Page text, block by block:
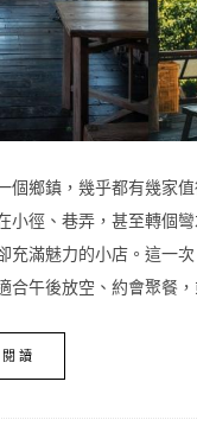
鄉鎮，幾乎都有幾家
徑、巷弄，甚至轉個
滿魅力的小店。這一
合午後放空、約會聚餐
讀